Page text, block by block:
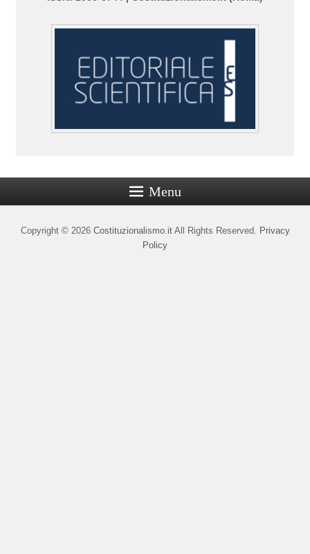
Menu
Copyright © 2026 Costituzionalismo.itAll Rights Reserved. Privacy
Policy